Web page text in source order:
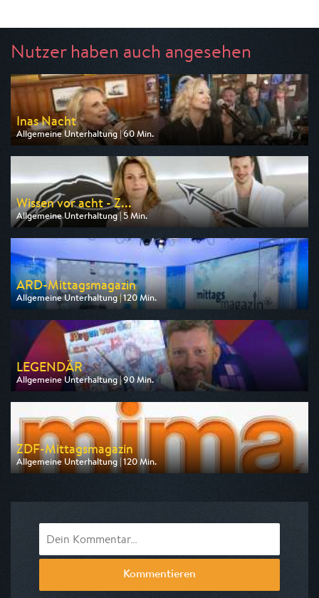
Nutzer haben auch angesehen
Inas Nacht
Allgemeine Unterhaltung | 60 Min.
Ausgestrahlt von ARD
am 08.08.2026, 23:40
Wissen vor acht - Z...
Allgemeine Unterhaltung | 5 Min.
Ausgestrahlt von ARD
am 07.08.2026, 19:45
ARD-Mittagsmagazin
Allgemeine Unterhaltung | 120 Min.
Ausgestrahlt von ARD
am 07.08.2026, 12:00
LEGENDÄR
Allgemeine Unterhaltung | 90 Min.
Ausgestrahlt von WDR
am 08.08.2026, 20:15
ZDF-Mittagsmagazin
Allgemeine Unterhaltung | 120 Min.
Ausgestrahlt von ZDF
Kommentieren